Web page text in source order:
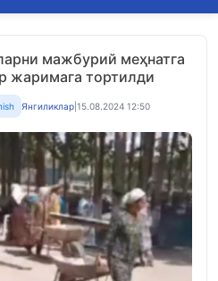
мажбурий меҳнатга
жаримага тортилди
Янгиликлар 15.08.2024 12:50